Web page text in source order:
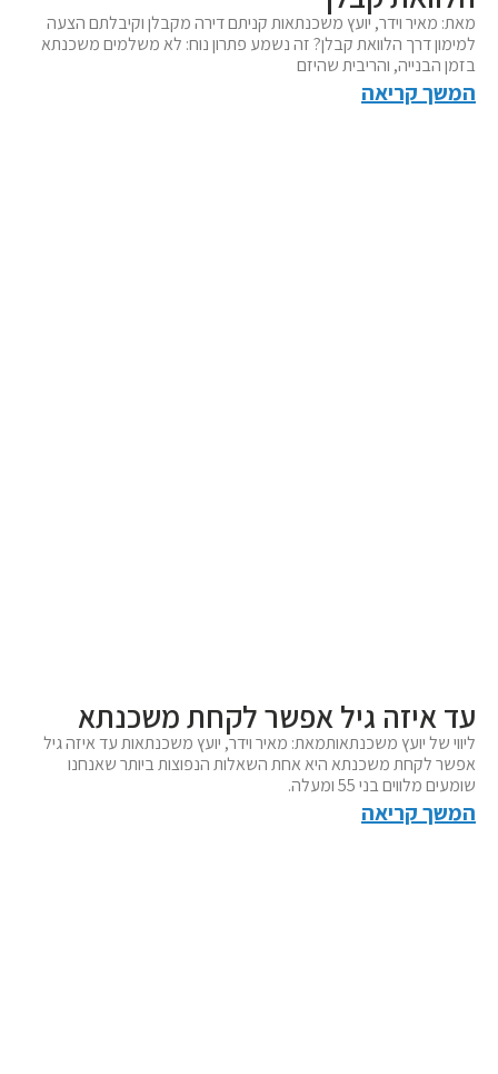
מאת: מאיר וידר, יועץ משכנתאות קניתם דירה מקבלן וקיבלתם הצעה
למימון דרך הלוואת קבלן? זה נשמע פתרון נוח: לא משלמים משכנתא
בזמן הבנייה, והריבית שהיזם
המשך קריאה
עד איזה גיל אפשר לקחת משכנתא
ליווי של יועץ משכנתאותמאת: מאיר וידר, יועץ משכנתאות עד איזה גיל
אפשר לקחת משכנתא היא אחת השאלות הנפוצות ביותר שאנחנו
שומעים מלווים בני 55 ומעלה.
המשך קריאה